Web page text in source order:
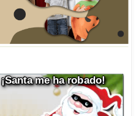
¡Santa me ha robado!